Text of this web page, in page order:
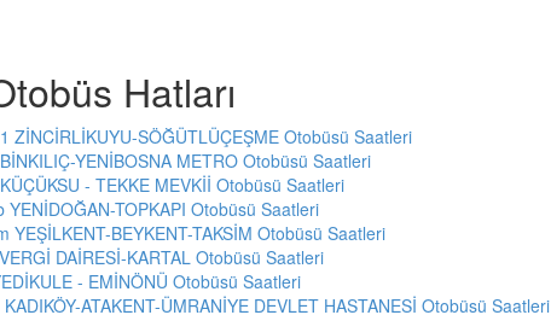
Hatları
ZİNCİRLİKUYU-SÖĞÜTLÜÇEŞME Otobüsü Saatleri
YENİBOSNA METRO Otobüsü Saatleri
- TEKKE MEVKİİ Otobüsü Saatleri
YENİDOĞAN-TOPKAPI Otobüsü Saatleri
YEŞİLKENT-BEYKENT-TAKSİM Otobüsü Saatleri
DAİRESİ-KARTAL Otobüsü Saatleri
- EMİNÖNÜ Otobüsü Saatleri
ATAKENT-ÜMRANİYE DEVLET HASTANESİ Otobüsü Saatleri